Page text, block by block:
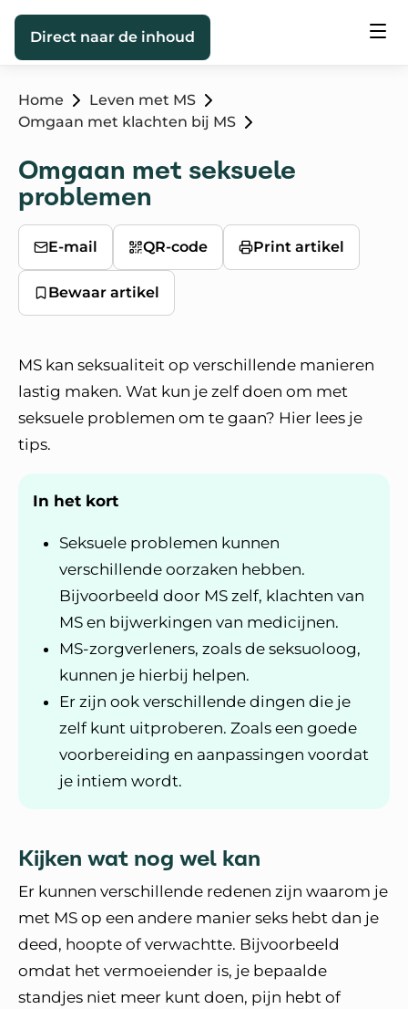
Direct naar de inhoud
Home
Leven met MS
Omgaan met klachten bij MS
Omgaan met seksuele
problemen
E-mail QR-code Print artikel
Bewaar artikel
MS kan seksualiteit op verschillende manieren
lastig maken. Wat kun je zelf doen om met
seksuele problemen om te gaan? Hier lees je
tips.
In het kort
Seksuele problemen kunnen
verschillende oorzaken hebben.
Bijvoorbeeld door MS zelf, klachten van
MS en bijwerkingen van medicijnen.
MS-zorgverleners, zoals de seksuoloog,
kunnen je hierbij helpen.
Er zijn ook verschillende dingen die je
zelf kunt uitproberen. Zoals een goede
voorbereiding en aanpassingen voordat
je intiem wordt.
Kijken wat nog wel kan
Er kunnen verschillende redenen zijn waarom je
met MS op een andere manier seks hebt dan je
deed, hoopte of verwachtte. Bijvoorbeeld
omdat het vermoeiender is, je bepaalde
standjes niet meer kunt doen, pijn hebt of